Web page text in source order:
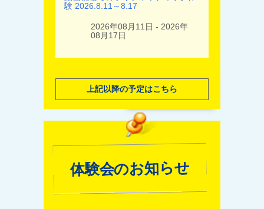
験 2026.8.11～8.17
2026年08月11日 - 2026年
08月17日
上記以降の予定はこちら
体験会のお知らせ